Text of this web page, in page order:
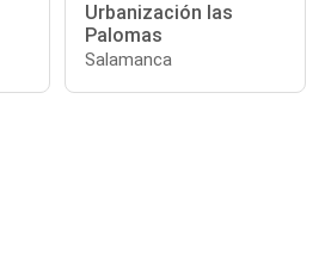
Urbanización las
Palomas
Salamanca